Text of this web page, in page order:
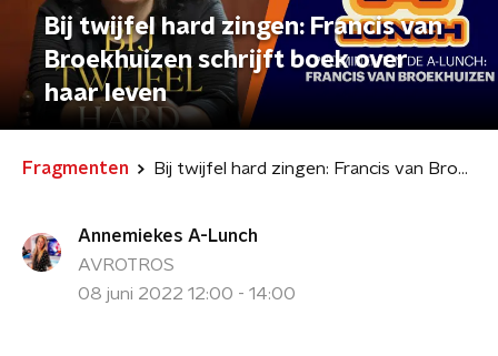
Bij twijfel hard zingen: Francis van
Broekhuizen schrijft boek over
haar leven
Fragmenten Bij twijfel hard zingen: Francis van Broekhuizen schrijft boek over haar leven
Annemiekes A-Lunch
AVROTROS
08 juni 2022 12:00 - 14:00